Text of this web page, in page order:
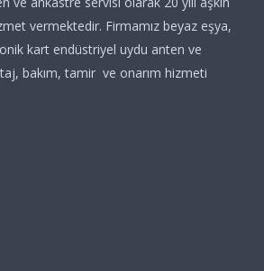
vermektedir. Firmamız beyaz eşya,
kart endüstriyel uydu anten ve
bakım, tamir ve onarım hizmeti